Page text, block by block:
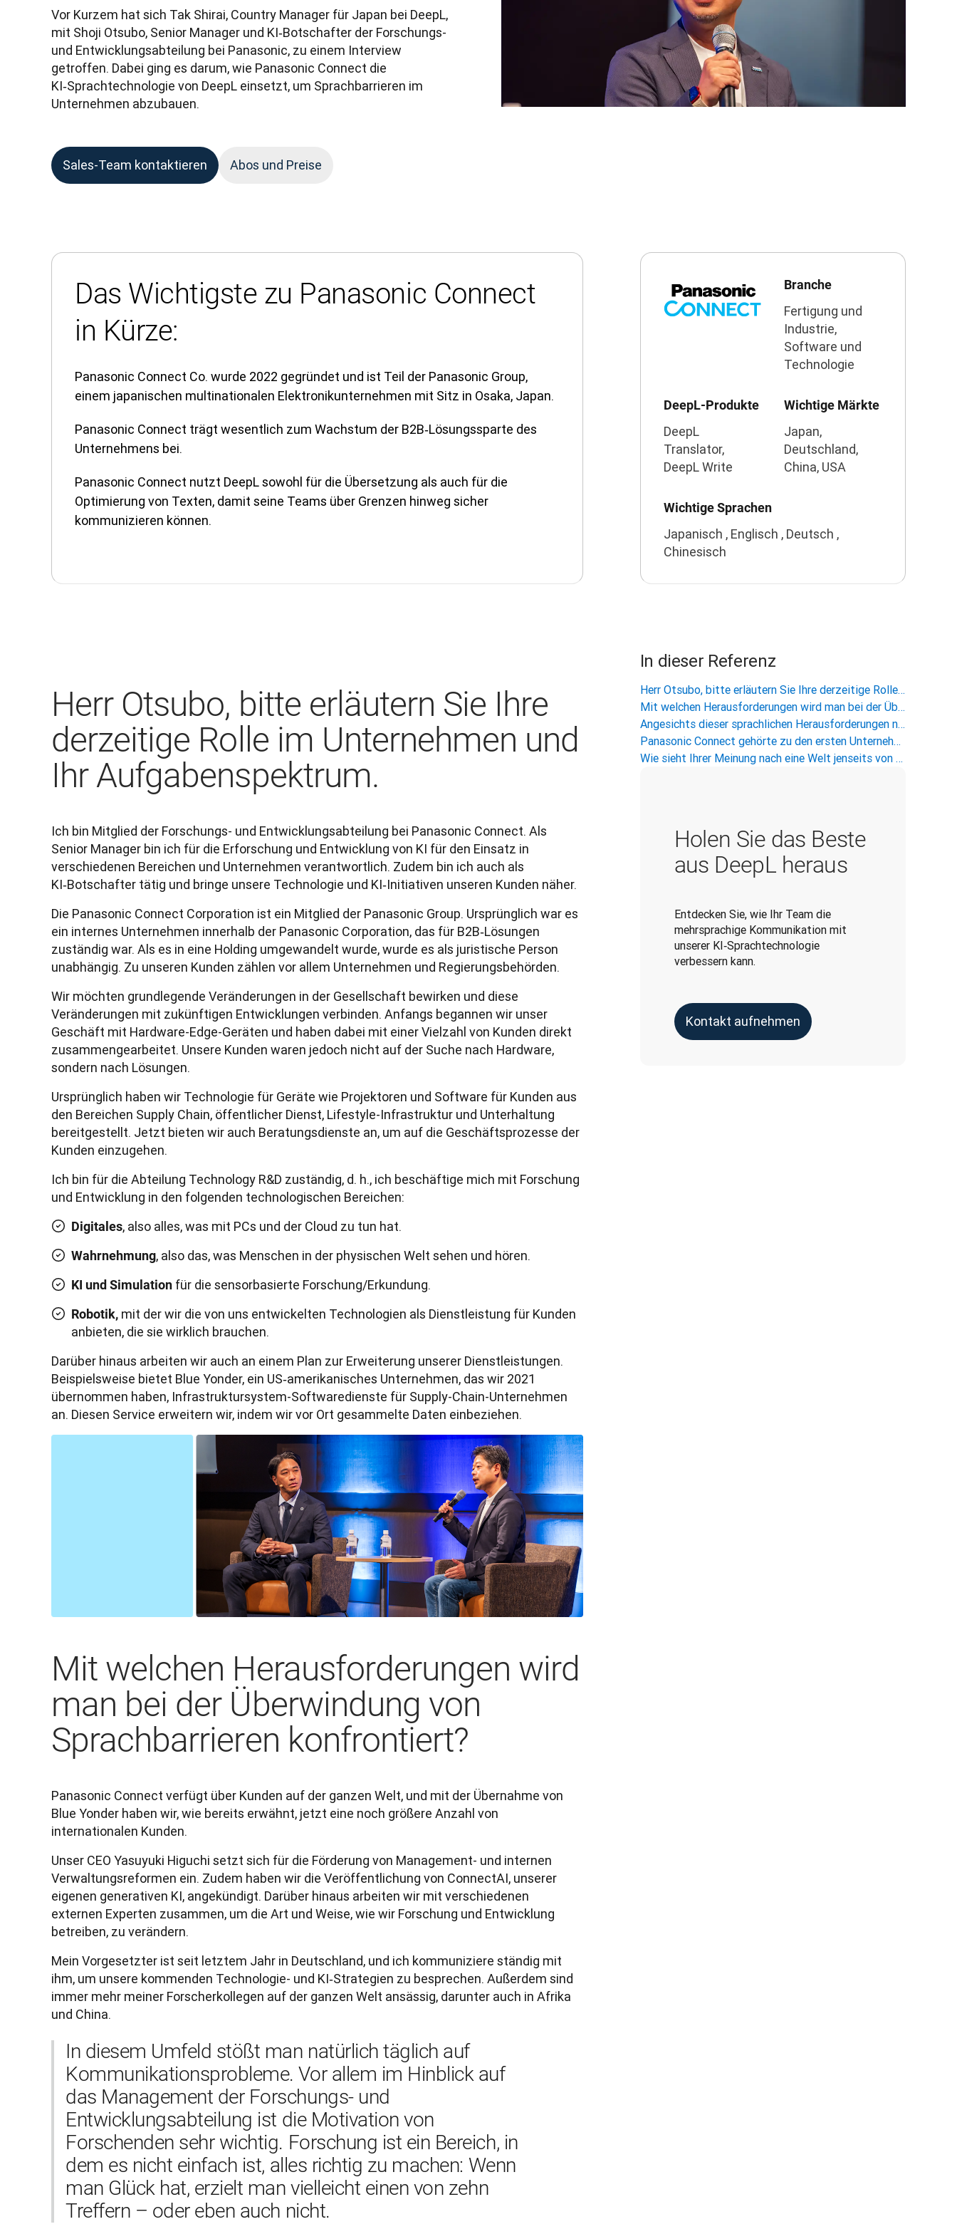
Vor Kurzem hat sich Tak Shirai, Country Manager für Japan bei DeepL,
mit Shoji Otsubo, Senior Manager und KI‑Botschafter der Forschungs-
und Entwicklungsabteilung bei Panasonic, zu einem Interview
getroffen. Dabei ging es darum, wie Panasonic Connect die
KI‑Sprachtechnologie von DeepL einsetzt, um Sprachbarrieren im
Unternehmen abzubauen.
Sales-Team kontaktieren Abos und Preise
Das Wichtigste zu Panasonic Connect
in Kürze:
Panasonic Connect Co. wurde 2022 gegründet und ist Teil der Panasonic Group,
einem japanischen multinationalen Elektronikunternehmen mit Sitz in Osaka, Japan.
Panasonic Connect trägt wesentlich zum Wachstum der B2B‑Lösungssparte des
Unternehmens bei.
Panasonic Connect nutzt DeepL sowohl für die Übersetzung als auch für die
Optimierung von Texten, damit seine Teams über Grenzen hinweg sicher
kommunizieren können.
Branche
Fertigung und
Industrie,
Software und
Technologie
DeepL-Produkte
DeepL
Translator,
DeepL Write
Wichtige Märkte
Japan,
Deutschland,
China, USA
Wichtige Sprachen
Japanisch , Englisch , Deutsch ,
Chinesisch
Herr Otsubo, bitte erläutern Sie Ihre
derzeitige Rolle im Unternehmen und
Ihr Aufgabenspektrum.
Ich bin Mitglied der Forschungs- und Entwicklungsabteilung bei Panasonic Connect. Als
Senior Manager bin ich für die Erforschung und Entwicklung von KI für den Einsatz in
verschiedenen Bereichen und Unternehmen verantwortlich. Zudem bin ich auch als
KI‑Botschafter tätig und bringe unsere Technologie und KI‑Initiativen unseren Kunden näher.
Die Panasonic Connect Corporation ist ein Mitglied der Panasonic Group. Ursprünglich war es
ein internes Unternehmen innerhalb der Panasonic Corporation, das für B2B‑Lösungen
zuständig war. Als es in eine Holding umgewandelt wurde, wurde es als juristische Person
unabhängig. Zu unseren Kunden zählen vor allem Unternehmen und Regierungsbehörden.
Wir möchten grundlegende Veränderungen in der Gesellschaft bewirken und diese
Veränderungen mit zukünftigen Entwicklungen verbinden. Anfangs begannen wir unser
Geschäft mit Hardware-Edge-Geräten und haben dabei mit einer Vielzahl von Kunden direkt
zusammengearbeitet. Unsere Kunden waren jedoch nicht auf der Suche nach Hardware,
sondern nach Lösungen.
Ursprünglich haben wir Technologie für Geräte wie Projektoren und Software für Kunden aus
den Bereichen Supply Chain, öffentlicher Dienst, Lifestyle-Infrastruktur und Unterhaltung
bereitgestellt. Jetzt bieten wir auch Beratungsdienste an, um auf die Geschäftsprozesse der
Kunden einzugehen.
Ich bin für die Abteilung Technology R&D zuständig, d. h., ich beschäftige mich mit Forschung
und Entwicklung in den folgenden technologischen Bereichen:
Digitales, also alles, was mit PCs und der Cloud zu tun hat.
Wahrnehmung, also das, was Menschen in der physischen Welt sehen und hören.
KI und Simulation für die sensorbasierte Forschung/Erkundung.
Robotik, mit der wir die von uns entwickelten Technologien als Dienstleistung für Kunden
anbieten, die sie wirklich brauchen.
Darüber hinaus arbeiten wir auch an einem Plan zur Erweiterung unserer Dienstleistungen.
Beispielsweise bietet Blue Yonder, ein US‑amerikanisches Unternehmen, das wir 2021
übernommen haben, Infrastruktursystem-Softwaredienste für Supply-Chain-Unternehmen
an. Diesen Service erweitern wir, indem wir vor Ort gesammelte Daten einbeziehen.
Mit welchen Herausforderungen wird
man bei der Überwindung von
Sprachbarrieren konfrontiert?
Panasonic Connect verfügt über Kunden auf der ganzen Welt, und mit der Übernahme von
Blue Yonder haben wir, wie bereits erwähnt, jetzt eine noch größere Anzahl von
internationalen Kunden.
Unser CEO Yasuyuki Higuchi setzt sich für die Förderung von Management- und internen
Verwaltungsreformen ein. Zudem haben wir die Veröffentlichung von ConnectAI, unserer
eigenen generativen KI, angekündigt. Darüber hinaus arbeiten wir mit verschiedenen
externen Experten zusammen, um die Art und Weise, wie wir Forschung und Entwicklung
betreiben, zu verändern.
Mein Vorgesetzter ist seit letztem Jahr in Deutschland, und ich kommuniziere ständig mit
ihm, um unsere kommenden Technologie- und KI‑Strategien zu besprechen. Außerdem sind
immer mehr meiner Forscherkollegen auf der ganzen Welt ansässig, darunter auch in Afrika
und China.
In diesem Umfeld stößt man natürlich täglich auf
Kommunikationsprobleme. Vor allem im Hinblick auf
das Management der Forschungs- und
Entwicklungsabteilung ist die Motivation von
Forschenden sehr wichtig. Forschung ist ein Bereich, in
dem es nicht einfach ist, alles richtig zu machen: Wenn
man Glück hat, erzielt man vielleicht einen von zehn
Treffern – oder eben auch nicht.
In dieser Referenz
Herr Otsubo, bitte erläutern Sie Ihre derzeitige Rolle im Unternehmen und Ihr Aufgabenspektrum.
Mit welchen Herausforderungen wird man bei der Überwindung von Sprachbarrieren konfrontiert?
Angesichts dieser sprachlichen Herausforderungen nehme ich an, dass Sie DeepL Pro zum Übersetzen verwenden. Wie haben sich dadurch Ihre Geschäftsprozesse verändert?
Panasonic Connect gehörte zu den ersten Unternehmen, die DeepL Write Pro getestet haben. Wie genau verwenden Sie es?
Wie sieht Ihrer Meinung nach eine Welt jenseits von Sprachbarrieren aus?
Holen Sie das Beste
aus DeepL heraus
Entdecken Sie, wie Ihr Team die
mehrsprachige Kommunikation mit
unserer KI‑Sprachtechnologie
verbessern kann.
Kontakt aufnehmen